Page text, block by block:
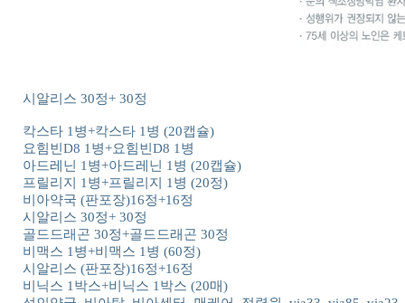
시알리스 30정+ 30정
칵스타 1병+칵스타 1병 (20캡슐)
요힘빈D8 1병+요힘빈D8 1병
아드레닌 1병+아드레닌 1병 (20캡슐)
프릴리지 1병+프릴리지 1병 (20정)
비아약국 (판포장)16정+16정
시알리스 30정+ 30정
골드드래곤 30정+골드드래곤 30정
비맥스 1병+비맥스 1병 (60정)
시알리스 (판포장)16정+16정
비닉스 1박스+비닉스 1박스 (20매)